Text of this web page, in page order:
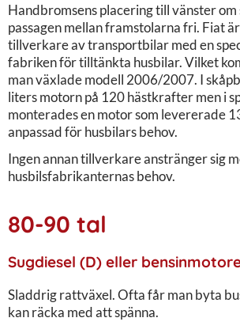
Handbromsens placering till vänster
passagen mellan framstolarna fri. Fiat
tillverkare av transportbilar med en
fabriken för tilltänkta husbilar. Vilket
man växlade modell 2006/2007. I
liters motorn på 120 hästkrafter men i
monterades en motor som levererade
anpassad för husbilars behov.
Ingen annan tillverkare anstränger sig
husbilsfabrikanternas behov.
80-90 tal
Sugdiesel (D) eller
Sladdrig rattväxel. Ofta får man byta
kan räcka med att spänna.